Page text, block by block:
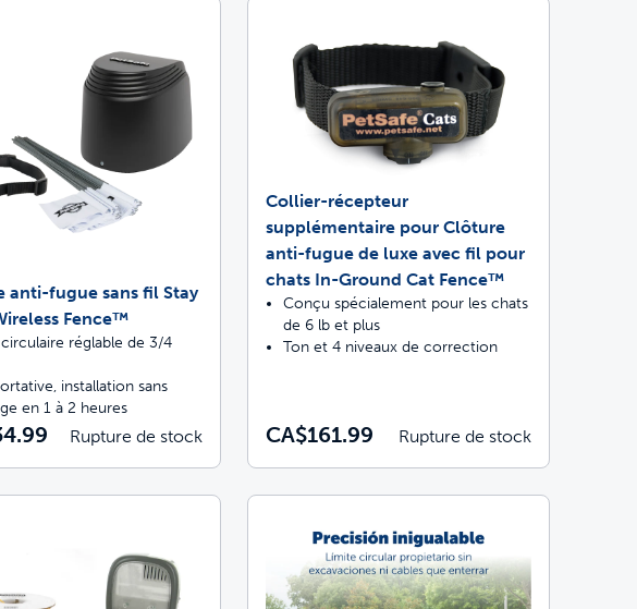
approuvées par des vétérinaires et des dresseurs
des odeurs 4 fois supérieur
leur la liberté d’aller et venir
anti-fugue sans fil Stay
Fence™
réglable de 3/4
installation sans
en 1 à 2 heures
Rupture de stock
Collier-récepteur
supplémentaire pour Clôture
anti-fugue de luxe avec fil pour
chats In-Ground Cat Fence™
Conçu spécialement pour les chats
de 6 lb et plus
Ton et 4 niveaux de correction
CA$161.99 Rupture de stock